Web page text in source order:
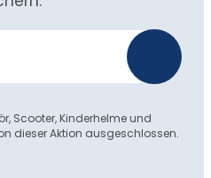
Scooter, Kinderhelme und
dieser Aktion ausgeschlossen.